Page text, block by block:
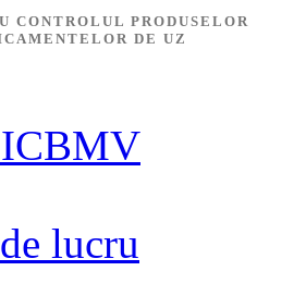
CONTROLUL PRODUSELOR
DE UZ
ICBMV
lucru